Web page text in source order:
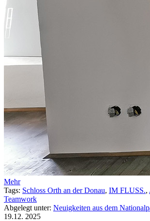
Mehr
Tags: Schloss Orth an der Donau, IM FLUSS.,
Teamwork
Abgelegt unter: Neuigkeiten aus dem
19.12. 2025